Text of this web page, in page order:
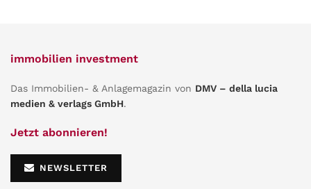
immobilien investment
Das Immobilien- & Anlagemagazin von DMV – della lucia
medien & verlags GmbH.
Jetzt abonnieren!
NEWSLETTER